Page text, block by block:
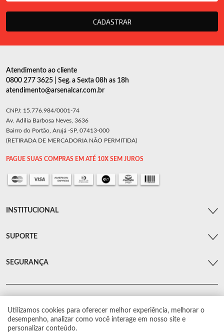
CADASTRAR
Utilizamos cookies para oferecer melhor experiência, melhorar o
desempenho, analizar como você interage em nosso site e
personalizar conteúdo.
Atendimento ao cliente
0800 277 3625 | Seg. a Sexta 08h as 18h
atendimento@arsenalcar.com.br
CNPJ: 15.776.984/0001-74
Av. Adília Barbosa Neves, 3636
Bairro do Portão, Arujá -SP, 07413-000
(RETIRADA DE MERCADORIA NÃO PERMITIDA)
PAGUE SUAS COMPRAS EM ATÉ 10X SEM JUROS
INSTITUCIONAL
SUPORTE
SEGURANÇA
© Arsenal Car. Todos os direitos reservados.
Proibida reprodução total ou parcial. Preços e estoque sujeito a alterações sem